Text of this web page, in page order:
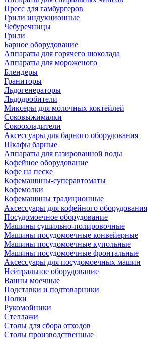
Пресс для гамбургеров
Грили индукционные
Чебуречницы
Грили
Барное оборудование
Аппараты для горячего шоколада
Аппараты для мороженого
Блендеры
Граниторы
Льдогенераторы
Льдодробители
Миксеры для молочных коктейлей
Соковыжималки
Сокоохладители
Аксессуары для барного оборудования
Шкафы барные
Аппараты для газированной воды
Кофейное оборудование
Кофе на песке
Кофемашины-суперавтоматы
Кофемолки
Кофемашины традиционные
Аксессуары для кофейного оборудования
Посудомоечное оборудование
Машины сушильно-полировочные
Машины посудомоечные конвейерные
Машины посудомоечные купольные
Машины посудомоечные фронтальные
Аксессуары для посудомоечных машин
Нейтральное оборудование
Ванны моечные
Подставки и подтоварники
Полки
Рукомойники
Стеллажи
Столы для сбора отходов
Столы производственные